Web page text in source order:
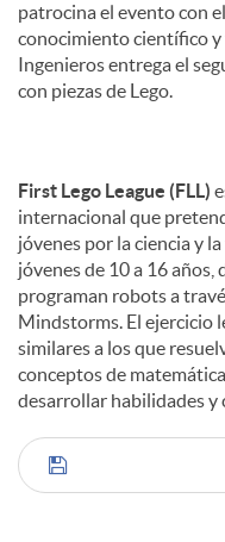
patrocina el evento con
conocimiento científico y
Ingenieros entrega el
con piezas de Lego.
First Lego League (FLL)
internacional que
jóvenes por la ciencia y
jóvenes de 10 a 16
programan robots a
Mindstorms. El ejercicio
similares a los que
conceptos de
desarrollar habilidades y
C